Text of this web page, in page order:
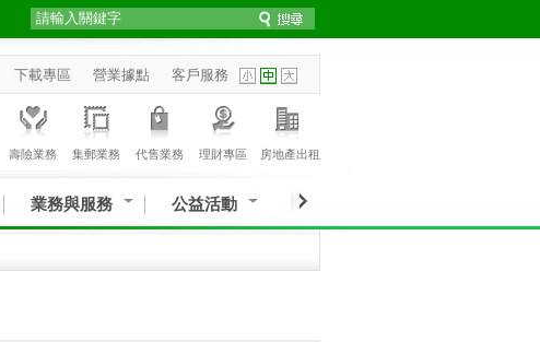
下載專區 營業據點 客戶服務
壽險業務 集郵業務 代售業務 理財專區 房地產出租
業務與服務 公益活動